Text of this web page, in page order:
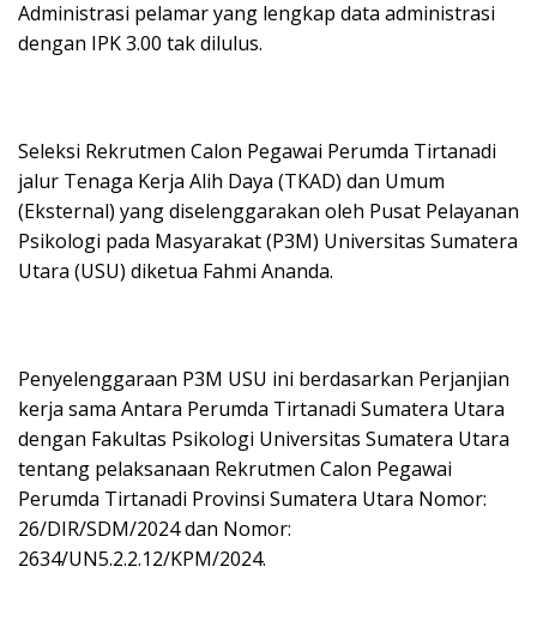
Administrasi pelamar yang lengkap data administrasi
dengan IPK 3.00 tak dilulus.
Seleksi Rekrutmen Calon Pegawai Perumda Tirtanadi
jalur Tenaga Kerja Alih Daya (TKAD) dan Umum
(Eksternal) yang diselenggarakan oleh Pusat Pelayanan
Psikologi pada Masyarakat (P3M) Universitas Sumatera
Utara (USU) diketua Fahmi Ananda.
Penyelenggaraan P3M USU ini berdasarkan Perjanjian
kerja sama Antara Perumda Tirtanadi Sumatera Utara
dengan Fakultas Psikologi Universitas Sumatera Utara
tentang pelaksanaan Rekrutmen Calon Pegawai
Perumda Tirtanadi Provinsi Sumatera Utara Nomor:
26/DIR/SDM/2024 dan Nomor:
2634/UN5.2.2.12/KPM/2024.